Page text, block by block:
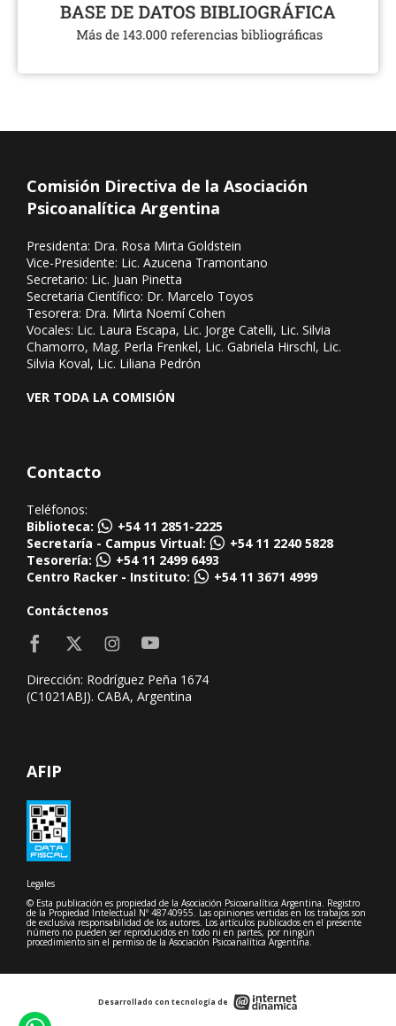
Comisión Directiva de la Asociación
Psicoanalítica Argentina
Presidenta: Dra. Rosa Mirta Goldstein
Vice-Presidente: Lic. Azucena Tramontano
Secretario: Lic. Juan Pinetta
Secretaria Científico: Dr. Marcelo Toyos
Tesorera: Dra. Mirta Noemí Cohen
Vocales: Lic. Laura Escapa, Lic. Jorge Catelli, Lic. Silvia
Chamorro, Mag. Perla Frenkel, Lic. Gabriela Hirschl, Lic.
Silvia Koval, Lic. Liliana Pedrón
VER TODA LA COMISIÓN
Contacto
Teléfonos:
Biblioteca:
+54 11 2851-2225
Secretaría - Campus Virtual:
+54 11 2240 5828
Tesorería:
+54 11 2499 6493
Centro Racker - Instituto:
+54 11 3671 4999
Contáctenos
Dirección: Rodríguez Peña 1674
(C1021ABJ). CABA, Argentina
AFIP
Legales
© Esta publicación es propiedad de la Asociación Psicoanalítica Argentina. Registro
de la Propiedad Intelectual Nº 48740955. Las opiniones vertidas en los trabajos son
de exclusiva responsabilidad de los autores. Los artículos publicados en el presente
número no pueden ser reproducidos en todo ni en partes, por ningún
procedimiento sin el permiso de la Asociación Psicoanalítica Argentina.